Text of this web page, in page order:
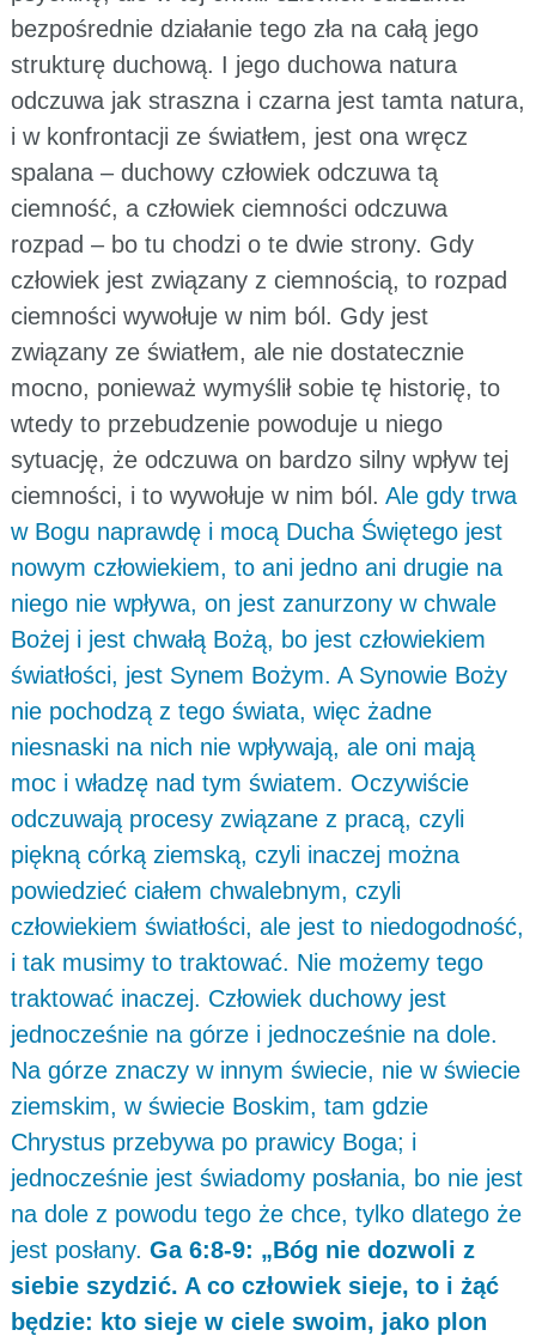
bezpośrednie działanie tego zła na całą jego
strukturę duchową. I jego duchowa natura
odczuwa jak straszna i czarna jest tamta natura,
i w konfrontacji ze światłem, jest ona wręcz
spalana – duchowy człowiek odczuwa tą
ciemność, a człowiek ciemności odczuwa
rozpad – bo tu chodzi o te dwie strony. Gdy
człowiek jest związany z ciemnością, to rozpad
ciemności wywołuje w nim ból. Gdy jest
związany ze światłem, ale nie dostatecznie
mocno, ponieważ wymyślił sobie tę historię, to
wtedy to przebudzenie powoduje u niego
sytuację, że odczuwa on bardzo silny wpływ tej
ciemności, i to wywołuje w nim ból. Ale gdy trwa
w Bogu naprawdę i mocą Ducha Świętego jest
nowym człowiekiem, to ani jedno ani drugie na
niego nie wpływa, on jest zanurzony w chwale
Bożej i jest chwałą Bożą, bo jest człowiekiem
światłości, jest Synem Bożym. A Synowie Boży
nie pochodzą z tego świata, więc żadne
niesnaski na nich nie wpływają, ale oni mają
moc i władzę nad tym światem. Oczywiście
odczuwają procesy związane z pracą, czyli
piękną córką ziemską, czyli inaczej można
powiedzieć ciałem chwalebnym, czyli
człowiekiem światłości, ale jest to niedogodność,
i tak musimy to traktować. Nie możemy tego
traktować inaczej. Człowiek duchowy jest
jednocześnie na górze i jednocześnie na dole.
Na górze znaczy w innym świecie, nie w świecie
ziemskim, w świecie Boskim, tam gdzie
Chrystus przebywa po prawicy Boga; i
jednocześnie jest świadomy posłania, bo nie jest
na dole z powodu tego że chce, tylko dlatego że
jest posłany. Ga 6:8-9: „Bóg nie dozwoli z
siebie szydzić. A co człowiek sieje, to i żąć
będzie: kto sieje w ciele swoim, jako plon